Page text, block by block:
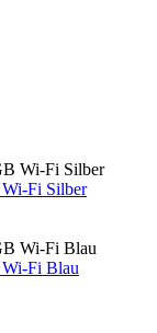
Fi Silber
Fi Blau